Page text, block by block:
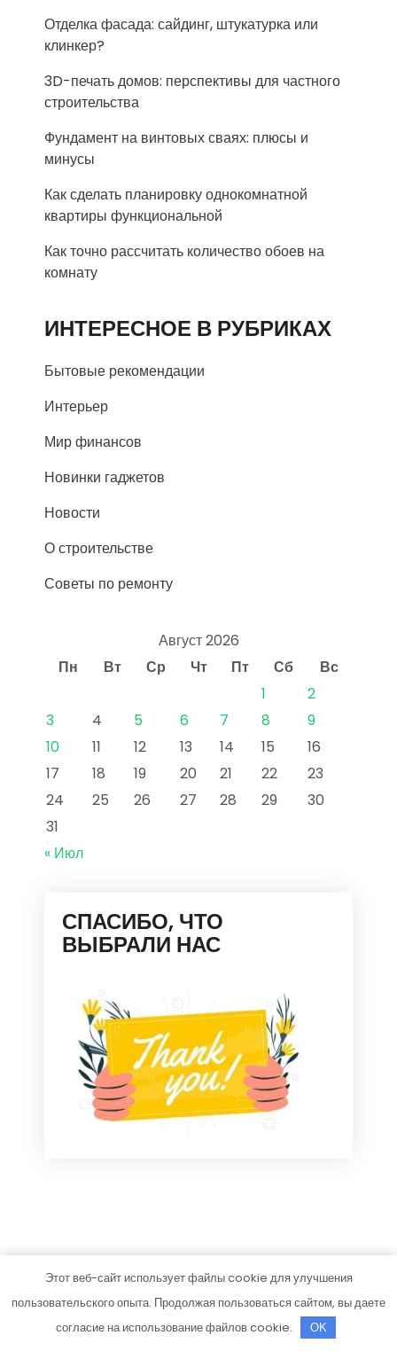
Отделка фасада: сайдинг, штукатурка или
клинкер?
3D-печать домов: перспективы для частного
строительства
Фундамент на винтовых сваях: плюсы и
минусы
Как сделать планировку однокомнатной
квартиры функциональной
Как точно рассчитать количество обоев на
комнату
ИНТЕРЕСНОЕ В РУБРИКАХ
Бытовые рекомендации
Интерьер
Мир финансов
Новинки гаджетов
Новости
О строительстве
Советы по ремонту
Август 2026
Пн
Вт Ср Чт Пт Сб
Вс
1
2
3
4 5 6 7 8
9
10
11 12 13 14 15
16
17
18 19 20 21 22
23
24
25 26 27 28 29
30
31
« Июл
СПАСИБО, ЧТО
ВЫБРАЛИ НАС
mjdom.ru
Тема от Grace Themes
Этот веб-сайт использует файлы cookie для улучшения
пользовательского опыта. Продолжая пользоваться сайтом, вы даете
согласие на использование файлов cookie.
OK